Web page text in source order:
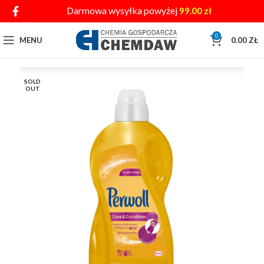
Darmowa wysyłka powyżej 99.00 zł
MENU 0 0.00 ZŁ
SOLD
OUT